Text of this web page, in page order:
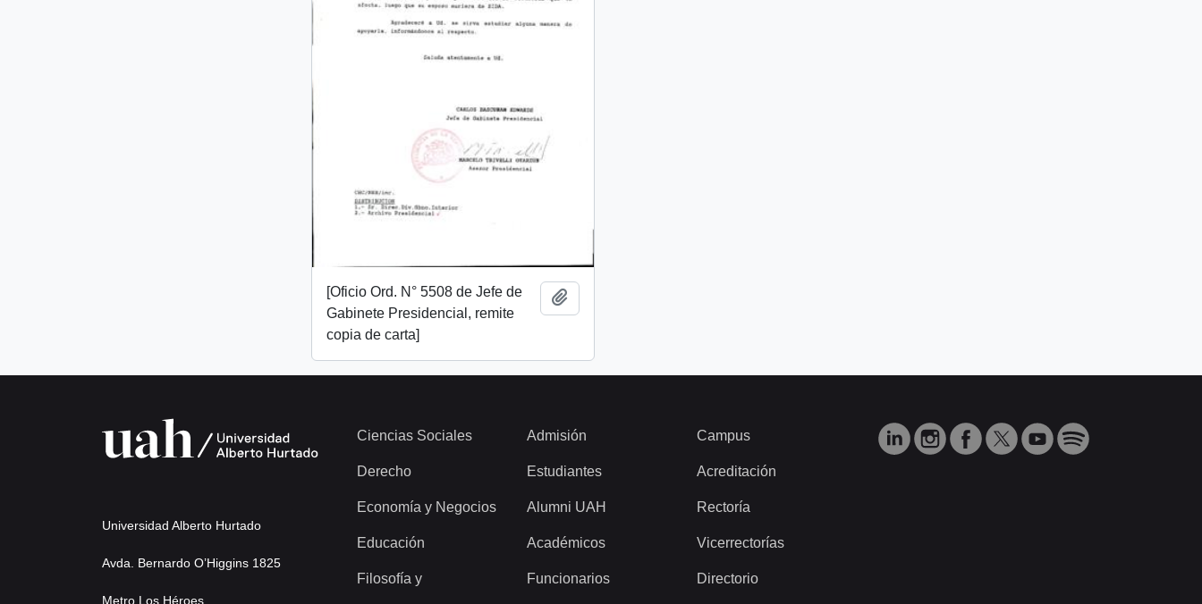
[Oficio Ord. N° 5508 de Jefe de
Gabinete Presidencial, remite
copia de carta]
Universidad Alberto Hurtado
Avda. Bernardo O’Higgins 1825
Metro Los Héroes
Ciencias Sociales
Derecho
Economía y Negocios
Educación
Filosofía y
Admisión
Estudiantes
Alumni UAH
Académicos
Funcionarios
Campus
Acreditación
Rectoría
Vicerrectorías
Directorio